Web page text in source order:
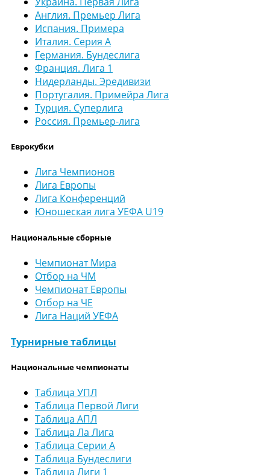
Англия. Премьер Лига
Испания. Примера
Италия. Серия А
Германия. Бундеслига
Франция. Лига 1
Нидерланды. Эредивизи
Португалия. Примейра Лига
Турция. Суперлига
Россия. Премьер-лига
Еврокубки
Лига Чемпионов
Лига Европы
Лига Конференций
Юношеская лига УЕФА U19
Национальные сборные
Чемпионат Мира
Отбор на ЧМ
Чемпионат Европы
Отбор на ЧЕ
Лига Наций УЕФА
Турнирные таблицы
Национальные чемпионаты
Таблица УПЛ
Таблица Первой Лиги
Таблица АПЛ
Таблица Ла Лига
Таблица Серии А
Таблица Бундеслиги
Таблица Лиги 1